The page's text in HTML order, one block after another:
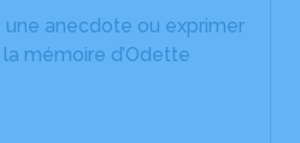
une anecdote ou exprimer
mémoire d’Odette